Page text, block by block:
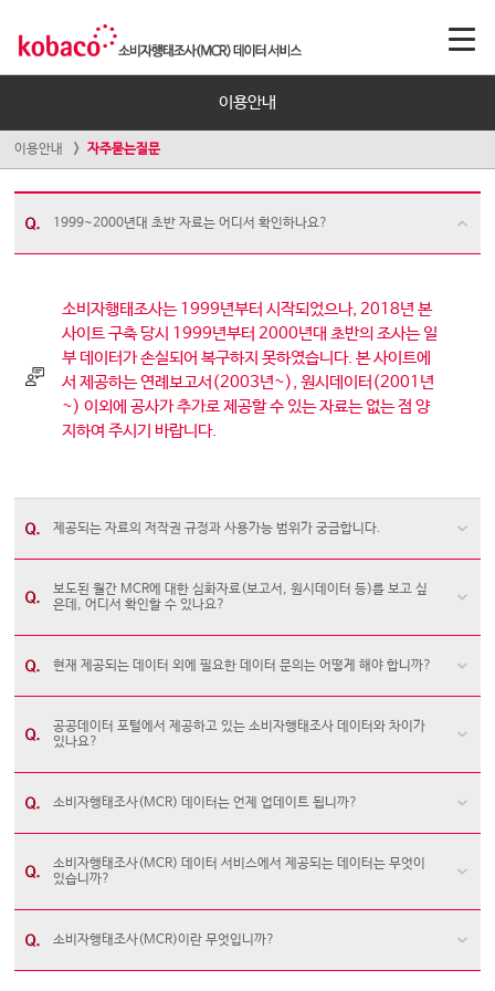
이용안내
이용안내 자주묻는질문
1999~2000년대 초반 자료는 어디서 확인하나요?
소비자행태조사는 1999년부터 시작되었으나, 2018년 본
사이트 구축 당시 1999년부터 2000년대 초반의 조사는 일
부 데이터가 손실되어 복구하지 못하였습니다. 본 사이트에
서 제공하는 연례보고서(2003년~), 원시데이터(2001년
~) 이외에 공사가 추가로 제공할 수 있는 자료는 없는 점 양
지하여 주시기 바랍니다.
제공되는 자료의 저작권 규정과 사용가능 범위가 궁금합니다.
보도된 월간 MCR에 대한 심화자료(보고서, 원시데이터 등)를 보고 싶
은데, 어디서 확인할 수 있나요?
현재 제공되는 데이터 외에 필요한 데이터 문의는 어떻게 해야 합니까?
공공데이터 포털에서 제공하고 있는 소비자행태조사 데이터와 차이가
있나요?
소비자행태조사(MCR) 데이터는 언제 업데이트 됩니까?
소비자행태조사(MCR) 데이터 서비스에서 제공되는 데이터는 무엇이
있습니까?
소비자행태조사(MCR)이란 무엇입니까?